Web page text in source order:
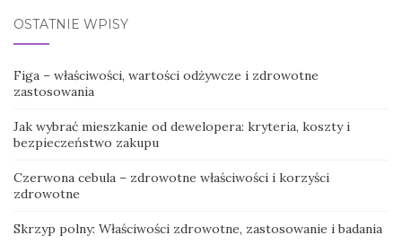
OSTATNIE WPISY
Figa – właściwości, wartości odżywcze i zdrowotne
zastosowania
Jak wybrać mieszkanie od dewelopera: kryteria, koszty i
bezpieczeństwo zakupu
Czerwona cebula – zdrowotne właściwości i korzyści
zdrowotne
Skrzyp polny: Właściwości zdrowotne, zastosowanie i badania